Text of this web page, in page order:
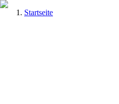
Startseite